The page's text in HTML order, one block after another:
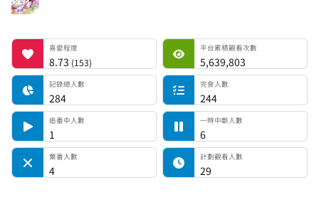
喜愛程度喜愛程度
8.73 (153)
平台累積觀看次數 平台累積觀看次數
5,639,803
記錄總人數
記錄總人數
284
完食人數
完食人數
244
追番中人數
追番中人數
1
一時中斷人數
一時中斷人數
6
棄番人數
棄番人數
4
計劃觀看人數
計劃觀看人數
29